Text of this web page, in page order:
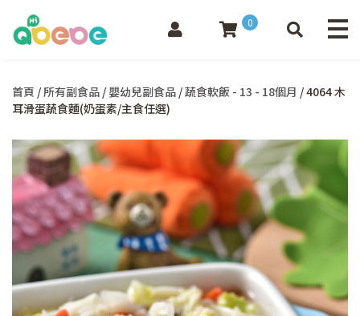
0
首頁 / 所有副食品 / 嬰幼兒副食品 /蔬食軟飯 - 13 - 18個月 / 4064 木
耳滑蛋蔬食麵(奶蛋素/主食任選)